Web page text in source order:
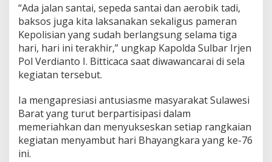
r
g
a
P
a
d
a
i
n
j
u
“Ada jalan santai, sepeda santai dan aerobik tadi,
baksos juga kita laksanakan sekaligus pameran
Kepolisian yang sudah berlangsung selama tiga
hari, hari ini terakhir,” ungkap Kapolda Sulbar Irjen
Pol Verdianto I. Bitticaca saat diwawancarai di sela
kegiatan tersebut.
Ia mengapresiasi antusiasme masyarakat Sulawesi
Barat yang turut berpartisipasi dalam
memeriahkan dan menyukseskan setiap rangkaian
kegiatan menyambut hari Bhayangkara yang ke-76
ini.